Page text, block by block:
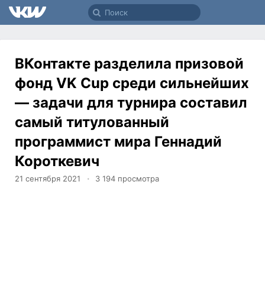
ВКонтакте разделила призовой
фонд VK Cup среди сильнейших
— задачи для турнира составил
самый титулованный
программист мира Геннадий
Короткевич
21 сентября 2021 3 194 просмотра